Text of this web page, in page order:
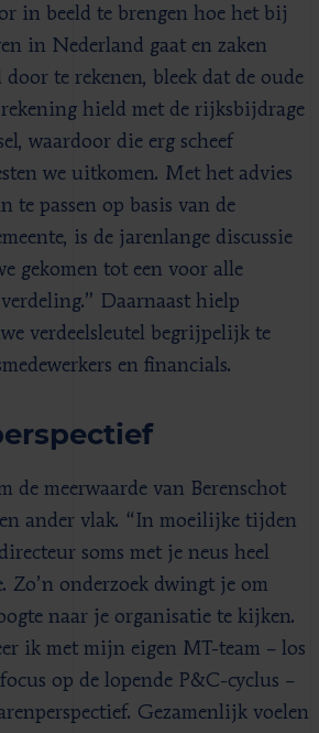
in beeld te brengen hoe het bij
in Nederland gaat en zaken
te rekenen, bleek dat de oude
rekening hield met de rijksbijdrage
waardoor die erg scheef
we uitkomen. Met het advies
te passen op basis van de
is de jarenlange discussie
gekomen tot een voor alle
Daarnaast hielp
verdeelsleutel begrijpelijk te
en financials.
de meerwaarde van Berenschot
ander vlak. “In moeilijke tijden
soms met je neus heel
Zo’n onderzoek dwingt je om
naar je organisatie te kijken.
ik met mijn eigen MT-team – los
op de lopende P&C-cyclus –
Gezamenlijk voelen